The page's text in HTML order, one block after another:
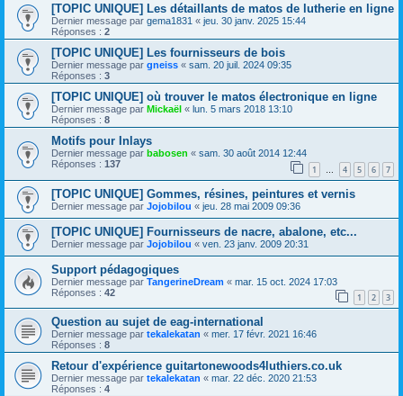
[TOPIC UNIQUE] Les détaillants de matos de lutherie en ligne
Dernier message par gema1831 « jeu. 30 janv. 2025 15:44
Réponses : 2
[TOPIC UNIQUE] Les fournisseurs de bois
Dernier message par gneiss « sam. 20 juil. 2024 09:35
Réponses : 3
[TOPIC UNIQUE] où trouver le matos électronique en ligne
Dernier message par Mickaël « lun. 5 mars 2018 13:10
Réponses : 8
Motifs pour Inlays
Dernier message par babosen « sam. 30 août 2014 12:44
Réponses : 137 1 … 4 5 6 7
[TOPIC UNIQUE] Gommes, résines, peintures et vernis
Dernier message par Jojobilou « jeu. 28 mai 2009 09:36
[TOPIC UNIQUE] Fournisseurs de nacre, abalone, etc...
Dernier message par Jojobilou « ven. 23 janv. 2009 20:31
Support pédagogiques
Dernier message par TangerineDream « mar. 15 oct. 2024 17:03
Réponses : 42 1 2 3
Question au sujet de eag-international
Dernier message par tekalekatan « mer. 17 févr. 2021 16:46
Réponses : 8
Retour d'expérience guitartonewoods4luthiers.co.uk
Dernier message par tekalekatan « mar. 22 déc. 2020 21:53
Réponses : 4